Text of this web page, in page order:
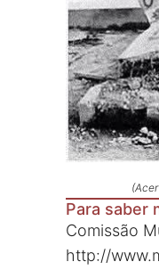
Para saber
Comissão
http://